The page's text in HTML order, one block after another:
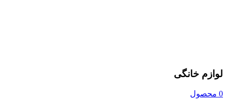
لوازم خانگی
0 محصول